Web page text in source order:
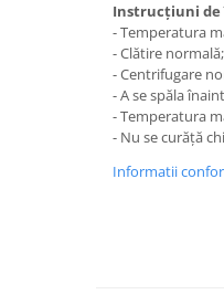
Instrucțiuni
- Temperatura
- Clătire normală;
- Centrifugare
- A se spăla
- Temperatura
- Nu se curăță
Informatii